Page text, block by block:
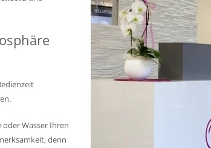
oder Wasser Ihren
denn